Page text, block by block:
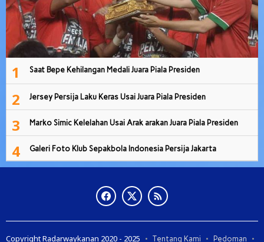
1 Saat Bepe Kehilangan Medali Juara Piala Presiden
2 Jersey Persija Laku Keras Usai Juara Piala Presiden
3 Marko Simic Kelelahan Usai Arak arakan Juara Piala Presiden
4 Galeri Foto Klub Sepakbola Indonesia Persija Jakarta
Copyright Radarwaykanan 2020 - 2025 Tentang Kami Pedoman